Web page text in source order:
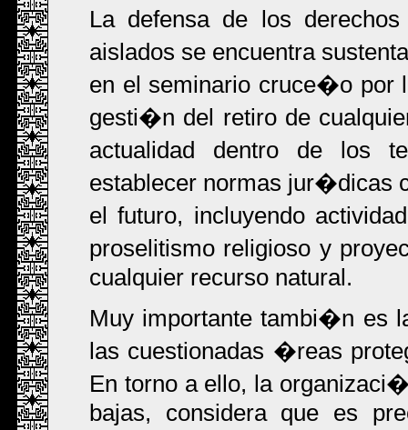
La defensa de los
aislados se encuentra
en el seminario cruce�o por
gesti�n del retiro de
actualidad dentro de los
establecer normas jur�dicas
el futuro, incluyendo
proselitismo religioso y
cualquier recurso natural.
Muy importante tambi�n es
las cuestionadas �reas
En torno a ello, la
bajas, considera que es